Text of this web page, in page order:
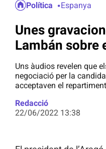
Política Espanya
Unes
Lambán sobre
Uns àudios revelen que
negociació per la
acceptaven el
Redacció
22/06/2022 13:38